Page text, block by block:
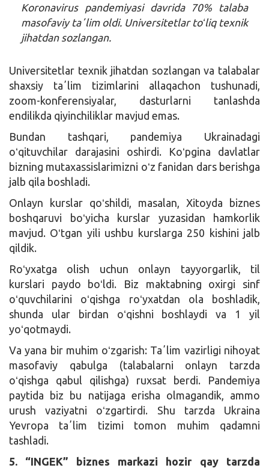
Koronavirus pandemiyasi davrida 70% talaba
masofaviy taʼlim oldi. Universitetlar toʻliq texnik
jihatdan sozlangan.
Universitetlar texnik jihatdan sozlangan va talabalar
shaxsiy taʼlim tizimlarini allaqachon tushunadi,
zoom-konferensiyalar, dasturlarni tanlashda
endilikda qiyinchiliklar mavjud emas.
Bundan tashqari, pandemiya Ukrainadagi
oʻqituvchilar darajasini oshirdi. Koʻpgina davlatlar
bizning mutaxassislarimizni oʻz fanidan dars berishga
jalb qila boshladi.
Onlayn kurslar qoʻshildi, masalan, Xitoyda biznes
boshqaruvi boʻyicha kurslar yuzasidan hamkorlik
mavjud. Oʻtgan yili ushbu kurslarga 250 kishini jalb
qildik.
Roʻyxatga olish uchun onlayn tayyorgarlik, til
kurslari paydo boʻldi. Biz maktabning oxirgi sinf
oʻquvchilarini oʻqishga roʻyxatdan ola boshladik,
shunda ular birdan oʻqishni boshlaydi va 1 yil
yoʻqotmaydi.
Va yana bir muhim oʻzgarish: Taʼlim vazirligi nihoyat
masofaviy qabulga (talabalarni onlayn tarzda
oʻqishga qabul qilishga) ruxsat berdi. Pandemiya
paytida biz bu natijaga erisha olmagandik, ammo
urush vaziyatni oʻzgartirdi. Shu tarzda Ukraina
Yevropa taʼlim tizimi tomon muhim qadamni
tashladi.
5. “INGEK” biznes markazi hozir qay tarzda